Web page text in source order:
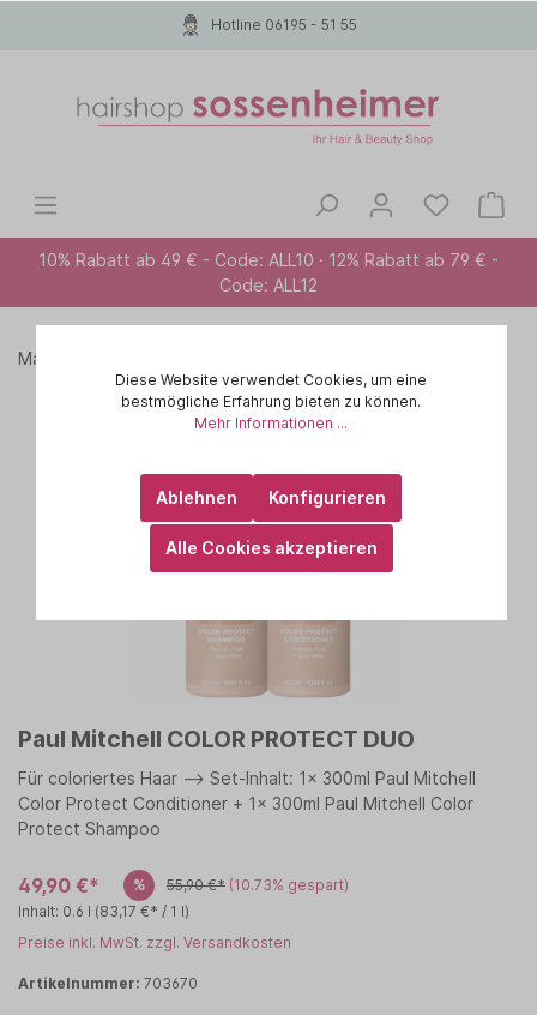
Hotline 06195 - 51 55
10% Rabatt ab 49 € - Code: ALL10 · 12% Rabatt ab 79 € -
Code: ALL12
Marken A-Z
Paul Mitchell COLOR PROTECT DUO
Für coloriertes Haar --> Set-Inhalt: 1x 300ml Paul Mitchell
Color Protect Conditioner + 1x 300ml Paul Mitchell Color
Protect Shampoo
49,90 €* % 55,90 €* (10.73% gespart)
Inhalt: 0.6 l (83,17 €* / 1 l)
Preise inkl. MwSt. zzgl. Versandkosten
Artikelnummer: 703670
Diese Website verwendet Cookies, um eine
bestmögliche Erfahrung bieten zu können.
Mehr Informationen ...
Ablehnen Konfigurieren
Alle Cookies akzeptieren